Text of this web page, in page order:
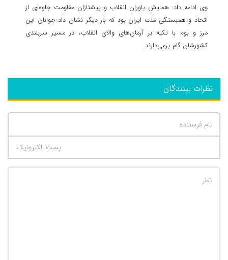
وی ادامه داد: همایش یاوران انقلاب و پیشتازان مقاومت جلوه‌ای از
اتحاد و همبستگی ملت ایران بود که بار دیگر نشان داد جوانان این
مرز و بوم با تکیه بر آرمان‌های والای انقلاب، در مسیر سربلندی
کشورشان گام برمی‌دارند.
نظرات بینندگان